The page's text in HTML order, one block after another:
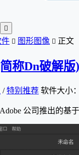

件  图形图像  正文
称Dn破解
/特别推荐 软件大小
公司推出的